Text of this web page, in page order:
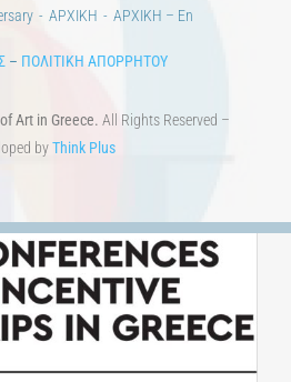
ΑΡΧΙΚΗ ΑΡΧΙΚΗ – En
– ΠΟΛΙΤΙΚΗ ΑΠΟΡΡΗΤΟΥ
Art in Greece. All Rights Reserved –
byThink Plus